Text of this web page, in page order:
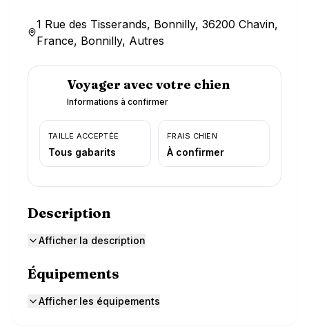
1 Rue des Tisserands, Bonnilly, 36200 Chavin,
France, Bonnilly, Autres
Voyager avec votre chien
Informations à confirmer
TAILLE ACCEPTÉE
Tous gabarits
FRAIS CHIEN
À confirmer
Description
Afficher la description
Équipements
Afficher les équipements